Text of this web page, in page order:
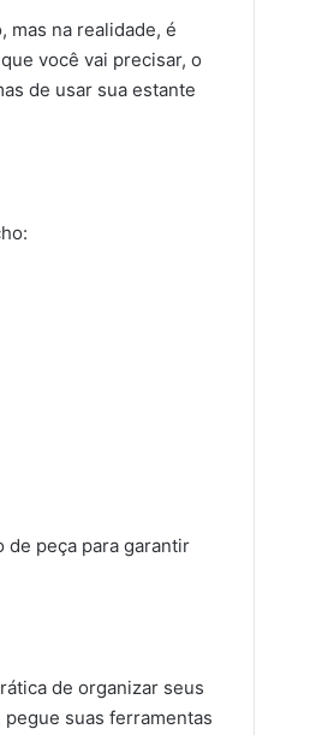
mas na realidade, é
você vai precisar, o
de usar sua estante
peça para garantir
de organizar seus
suas ferramentas